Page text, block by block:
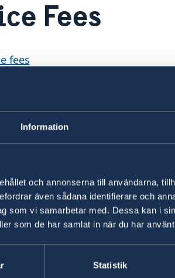
Information
och annonserna till användarna,
även sådana identifierare och
som vi samarbetar med. Dessa kan i
som de har samlat in när du har
Statistik
Fees
fees
Honorärkonsulat
Anchorage, AK
Tel:
+1 (907) 764-3292
Atlanta, GA
+1 (404) 408-7460
Denver, CO